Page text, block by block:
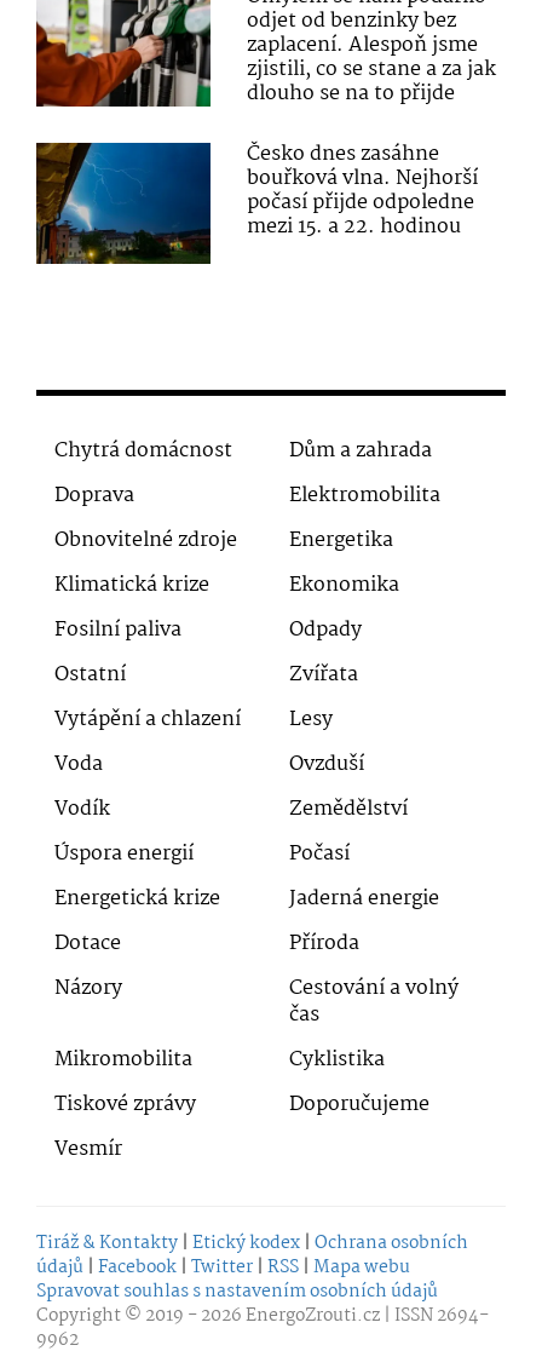
odjet od benzinky bez
zaplacení. Alespoň jsme
zjistili, co se stane a za jak
dlouho se na to přijde
Česko dnes zasáhne
bouřková vlna. Nejhorší
počasí přijde odpoledne
mezi 15. a 22. hodinou
Chytrá domácnost
Dům a zahrada
Doprava
Elektromobilita
Obnovitelné zdroje
Energetika
Klimatická krize
Ekonomika
Fosilní paliva
Odpady
Ostatní
Zvířata
Vytápění a chlazení
Lesy
Voda
Ovzduší
Vodík
Zemědělství
Úspora energií
Počasí
Energetická krize
Jaderná energie
Dotace
Příroda
Názory
Cestování a volný
čas
Mikromobilita
Cyklistika
Tiskové zprávy
Doporučujeme
Vesmír
Tiráž & Kontakty | Etický kodex | Ochrana osobních
údajů | Facebook | Twitter | RSS | Mapa webu
Spravovat souhlas s nastavením osobních údajů
Copyright © 2019 - 2026EnergoZrouti.cz | ISSN 2694-
9962